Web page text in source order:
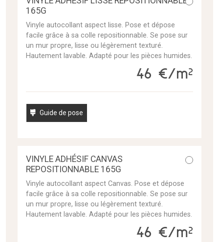
165G
Vinyle autocollant aspect lisse. Pose et dépose
facile grâce à sa colle repositionnable. Se pose sur
un mur propre, lisse ou légèrement texturé.
Hautement lavable. Adapté pour les pièces humides.
46 €/m²
Guide de pose
VINYLE ADHÉSIF CANVAS
REPOSITIONNABLE 165G
Vinyle autocollant aspect Canvas. Pose et dépose
facile grâce à sa colle repositionnable. Se pose sur
un mur propre, lisse ou légèrement texturé.
Hautement lavable. Adapté pour les pièces humides.
46 €/m²